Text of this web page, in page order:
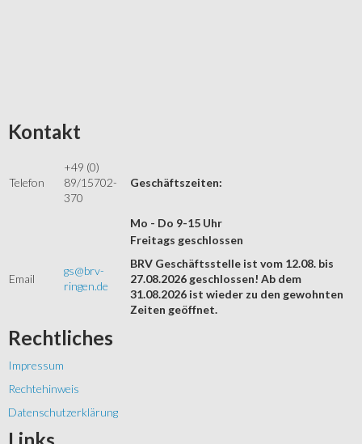
Kontakt
Telefon
+49 (0)
89/15702-
370
Geschäftszeiten:
Mo - Do 9-15 Uhr
Email
gs@brv-
ringen.de
Freitags geschlossen
BRV Geschäftsstelle ist vom 12.08. bis
27.08.2026 geschlossen! Ab dem
31.08.2026 ist wieder zu den gewohnten
Zeiten geöffnet.
Rechtliches
Impressum
Rechtehinweis
Datenschutzerklärung